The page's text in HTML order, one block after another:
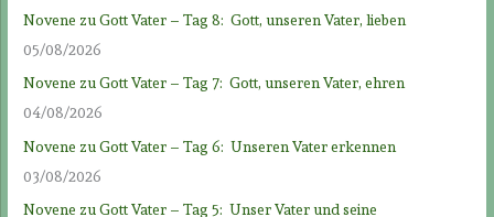
Novene zu Gott Vater – Tag 8: Gott, unseren Vater, lieben
05/08/2026
Novene zu Gott Vater – Tag 7: Gott, unseren Vater, ehren
04/08/2026
Novene zu Gott Vater – Tag 6: Unseren Vater erkennen
03/08/2026
Novene zu Gott Vater – Tag 5: Unser Vater und seine